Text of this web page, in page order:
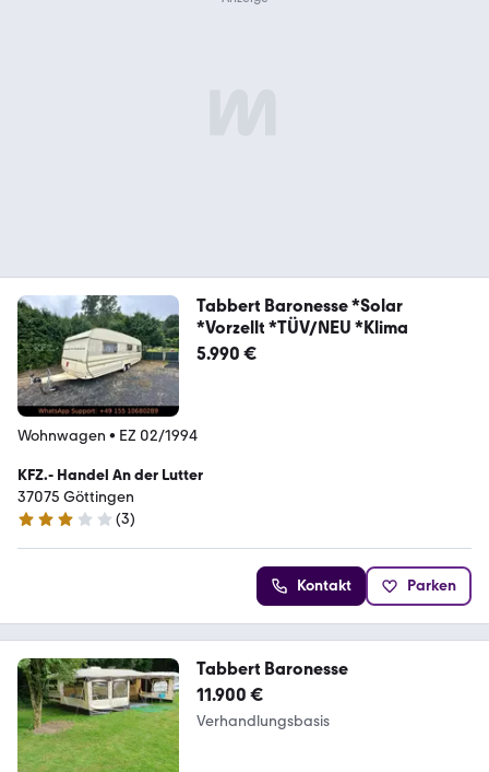
Tabbert Baronesse *Solar
*Vorzellt *TÜV/NEU *Klima
5.990 €
Wohnwagen • EZ 02/1994
KFZ.- Handel An der Lutter
37075 Göttingen
3 Sterne
(3)
Kontakt Parken
Tabbert Baronesse
11.900 €
Verhandlungsbasis